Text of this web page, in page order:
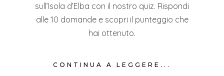
sull’Isola d’Elba con il nostro quiz. Rispondi
alle 10 domande e scopri il punteggio che
hai ottenuto.
CONTINUA A LEGGERE...